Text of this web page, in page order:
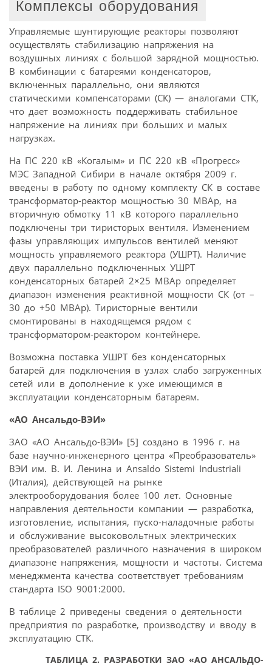
Комплексы оборудования
Управляемые шунтирующие реакторы позволяют
осуществлять стабилизацию напряжения на
воздушных линиях с большой зарядной мощностью.
В комбинации с батареями конденсаторов,
включенных параллельно, они являются
статическими компенсаторами (СК) — аналогами СТК,
что дает возможность поддерживать стабильное
напряжение на линиях при больших и малых
нагрузках.
На ПС 220 кВ «Когалым» и ПС 220 кВ «Прогресс»
МЭС Западной Сибири в начале октября 2009 г.
введены в работу по одному комплекту СК в составе
трансформатор-реактор мощностью 30 МВАр, на
вторичную обмотку 11 кВ которого параллельно
подключены три тиристорых вентиля. Изменением
фазы управляющих импульсов вентилей меняют
мощность управляемого реактора (УШРТ). Наличие
двух параллельно подключенных УШРТ
конденсаторных батарей 2×25 МВАр определяет
диапазон изменения реактивной мощности СК (от –
30 до +50 МВАр). Тиристорные вентили
смонтированы в находящемся рядом с
трансформатором-реактором контейнере.
Возможна поставка УШРТ без конденсаторных
батарей для подключения в узлах слабо загруженных
сетей или в дополнение к уже имеющимся в
эксплуатации конденсаторным батареям.
«АО Ансальдо-ВЭИ»
ЗАО «АО Ансальдо-ВЭИ» [5] создано в 1996 г. на
базе научно-инженерного центра «Преобразователь»
ВЭИ им. В. И. Ленина и Ansaldo Sistemi Industriali
(Италия), действующей на рынке
электрооборудования более 100 лет. Основные
направления деятельности компании — разработка,
изготовление, испытания, пуско-наладочные работы
и обслуживание высоковольтных электрических
преобразователей различного назначения в широком
диапазоне напряжения, мощности и частоты. Система
менеджмента качества соответствует требованиям
стандарта ISO 9001:2000.
В таблице 2 приведены сведения о деятельности
предприятия по разработке, производству и вводу в
эксплуатацию СТК.
ТАБЛИЦА 2. РАЗРАБОТКИ ЗАО «АО АНСАЛЬДО-